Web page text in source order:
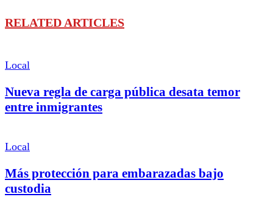
RELATED ARTICLES
Local
Nueva regla de carga pública desata temor
entre inmigrantes
Local
Más protección para embarazadas bajo
custodia